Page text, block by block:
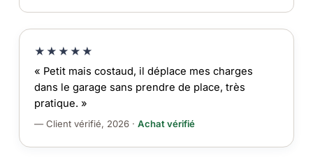
★★★★★
« Petit mais costaud, il déplace mes charges
dans le garage sans prendre de place, très
pratique. »
— Client vérifié, 2026 · Achat vérifié